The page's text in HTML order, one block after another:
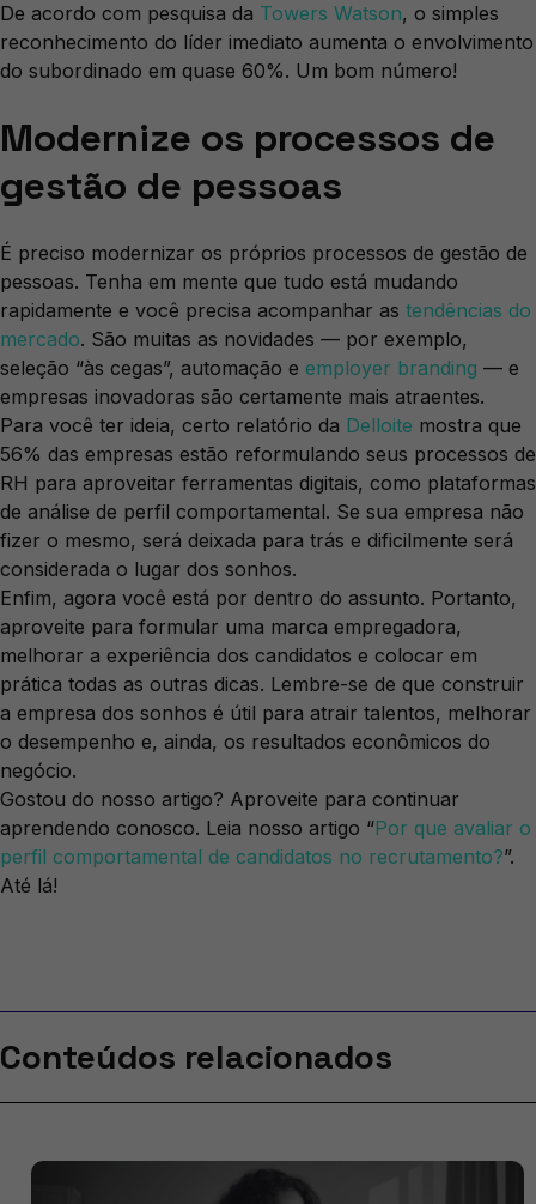
De acordo com pesquisa da Towers Watson, o simples
reconhecimento do líder imediato aumenta o envolvimento
do subordinado em quase 60%. Um bom número!
Modernize os processos de
gestão de pessoas
É preciso modernizar os próprios processos de gestão de
pessoas. Tenha em mente que tudo está mudando
rapidamente e você precisa acompanhar as tendências do
mercado. São muitas as novidades — por exemplo,
seleção “às cegas”, automação e employer branding — e
empresas inovadoras são certamente mais atraentes.
Para você ter ideia, certo relatório da Delloite mostra que
56% das empresas estão reformulando seus processos de
RH para aproveitar ferramentas digitais, como plataformas
de análise de perfil comportamental. Se sua empresa não
fizer o mesmo, será deixada para trás e dificilmente será
considerada o lugar dos sonhos.
Enfim, agora você está por dentro do assunto. Portanto,
aproveite para formular uma marca empregadora,
melhorar a experiência dos candidatos e colocar em
prática todas as outras dicas. Lembre-se de que construir
a empresa dos sonhos é útil para atrair talentos, melhorar
o desempenho e, ainda, os resultados econômicos do
negócio.
Gostou do nosso artigo? Aproveite para continuar
aprendendo conosco. Leia nosso artigo “Por que avaliar o
perfil comportamental de candidatos no recrutamento?”.
Até lá!
Conteúdos relacionados